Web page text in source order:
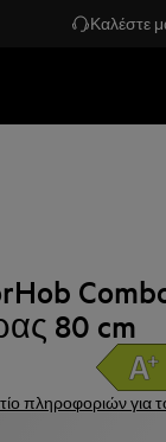
Καλέστε
80 cm
πληροφοριών για